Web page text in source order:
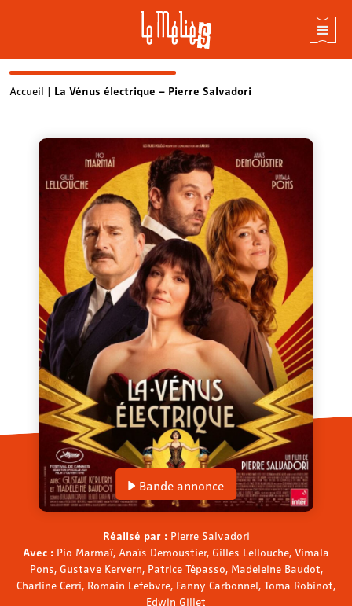
SkipAccueil | La Vénus électrique – Pierre Salvadori
Bande annonce
Réalisé par : Pierre Salvadori
Avec : Pio Marmaï, Anaïs Demoustier, Gilles Lellouche, Vimala
Pons, Gustave Kervern, Patrice Tépasso, Madeleine Baudot,
Charline Cerri, Romain Lefebvre, Fanny Carbonnel, Toma Robinot,
Edwin Gillet